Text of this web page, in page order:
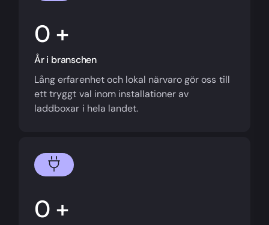
+
År i branschen
Lång erfarenhet och lokal närvaro gör oss till
ett tryggt val inom installationer av
laddboxar i hela landet.
+